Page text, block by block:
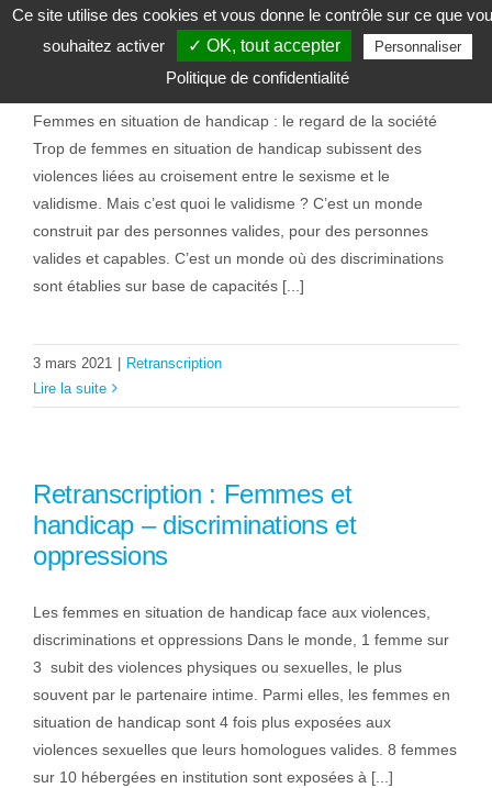
Retranscription : Femmes et
handicap – le regard de la société
Femmes en situation de handicap : le regard de la société
Trop de femmes en situation de handicap subissent des
violences liées au croisement entre le sexisme et le
validisme. Mais c’est quoi le validisme ? C’est un monde
construit par des personnes valides, pour des personnes
valides et capables. C’est un monde où des discriminations
sont établies sur base de capacités [...]
3 mars 2021
Retranscription
Lire la suite
Retranscription : Femmes et
handicap – discriminations et
oppressions
Les femmes en situation de handicap face aux violences,
discriminations et oppressions Dans le monde, 1 femme sur
3 subit des violences physiques ou sexuelles, le plus
souvent par le partenaire intime. Parmi elles, les femmes en
situation de handicap sont 4 fois plus exposées aux
violences sexuelles que leurs homologues valides. 8 femmes
sur 10 hébergées en institution sont exposées à [...]
Ce site utilise des cookies et vous donne le contrôle sur ce que
souhaitez activer
✓ OK, tout accepter Personnaliser
Politique de confidentialité